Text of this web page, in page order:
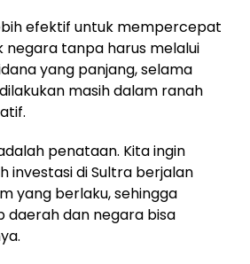
efektif untuk mempercepat
negara tanpa harus melalui
yang panjang, selama
masih dalam ranah
penataan. Kita ingin
investasi di Sultra berjalan
yang berlaku, sehingga
daerah dan negara bisa